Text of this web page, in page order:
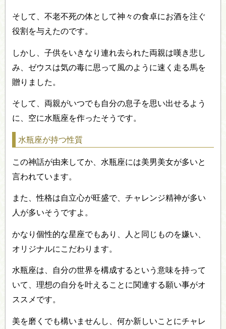
そして、不老不死の体として神々の食卓にお酒を注ぐ
役割を与えたのです。
しかし、子供をいきなり連れ去られた両親は嘆き悲し
み、ゼウスは気の毒に思って風のように速く走る馬を
贈りました。
そして、両親がいつでも自分の息子を思い出せるよう
に、空に水瓶座を作ったそうです。
水瓶座が持つ性質
この神話が由来してか、水瓶座には美男美女が多いと
言われています。
また、性格は自立心が旺盛で、チャレンジ精神が多い
人が多いそうですよ。
かなり個性的な星座でもあり、人と同じものを嫌い、
オリジナルにこだわります。
水瓶座は、自分の世界を構成するという意味を持って
いて、理想の自分を叶えることに関連する願い事がオ
ススメです。
美を磨くでも構いませんし、何か新しいことにチャレ